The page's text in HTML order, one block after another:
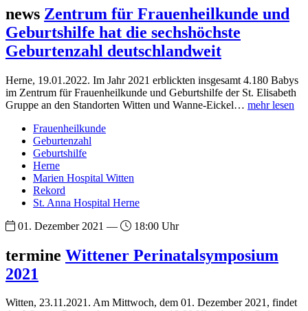
news Zentrum für Frauenheilkunde und
Geburtshilfe hat die sechshöchste
Geburtenzahl deutschlandweit
Herne, 19.01.2022. Im Jahr 2021 erblickten insgesamt 4.180 Babys
im Zentrum für Frauenheilkunde und Geburtshilfe der St. Elisabeth
Gruppe an den Standorten Witten und Wanne-Eickel… mehr lesen
Frauenheilkunde
Geburtenzahl
Geburtshilfe
Herne
Marien Hospital Witten
Rekord
St. Anna Hospital Herne
01. Dezember 2021 —
18:00 Uhr
termine Wittener Perinatalsymposium
2021
Witten, 23.11.2021. Am Mittwoch, dem 01. Dezember 2021, findet